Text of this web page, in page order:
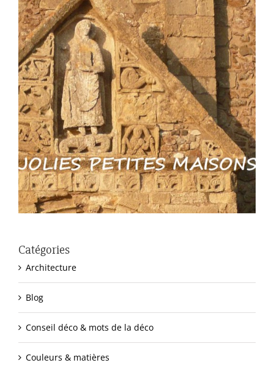
Catégories
Architecture
Blog
Conseil déco & mots de la déco
Couleurs & matières